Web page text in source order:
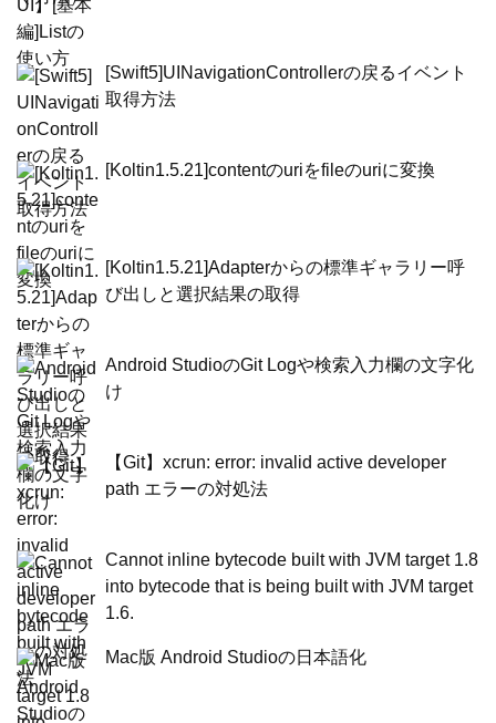
[Swift5]UINavigationControllerの戻るイベント
取得方法
[Koltin1.5.21]contentのuriをfileのuriに変換
[Koltin1.5.21]Adapterからの標準ギャラリー呼
び出しと選択結果の取得
Android StudioのGit Logや検索入力欄の文字化
け
【Git】xcrun: error: invalid active developer
path エラーの対処法
Cannot inline bytecode built with JVM target 1.8
into bytecode that is being built with JVM target
1.6.
Mac版 Android Studioの日本語化